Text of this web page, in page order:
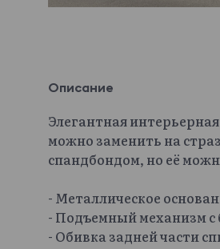
Описание
Элегантная
можно заменить на
спандбондом, но её
- Металлическое
- Подъемный механизм с
- Обивка задней части